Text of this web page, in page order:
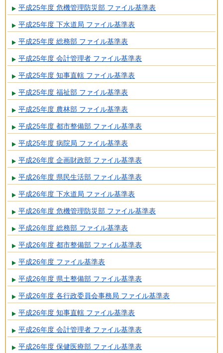
平成25年度 危機管理防災部 ファイル基準表
平成25年度 下水道局 ファイル基準表
平成25年度 総務部 ファイル基準表
平成25年度 会計管理者 ファイル基準表
平成25年度 知事直轄 ファイル基準表
平成25年度 福祉部 ファイル基準表
平成25年度 農林部 ファイル基準表
平成25年度 都市整備部 ファイル基準表
平成25年度 病院局 ファイル基準表
平成26年度 企画財政部 ファイル基準表
平成26年度 県民生活部 ファイル基準表
平成26年度 下水道局 ファイル基準表
平成26年度 危機管理防災部 ファイル基準表
平成26年度 総務部 ファイル基準表
平成26年度 都市整備部 ファイル基準表
平成26年度 ファイル基準表
平成26年度 県土整備部 ファイル基準表
平成26年度 各行政委員会事務局 ファイル基準表
平成26年度 知事直轄 ファイル基準表
平成26年度 会計管理者 ファイル基準表
平成26年度 保健医療部 ファイル基準表